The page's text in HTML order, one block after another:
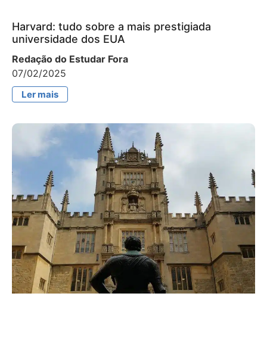
Harvard: tudo sobre a mais prestigiada
universidade dos EUA
Redação do Estudar Fora
07/02/2025
Ler mais